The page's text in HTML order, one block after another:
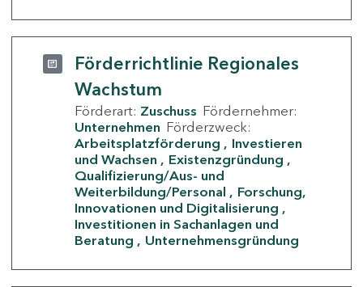
Förderrichtlinie Regionales
Wachstum
Förderart: Zuschuss Fördernehmer:
Unternehmen Förderzweck:
Arbeitsplatzförderung
Investieren
und Wachsen
Existenzgründung
Qualifizierung/Aus- und
Weiterbildung/Personal
Forschung,
Innovationen und Digitalisierung
Investitionen in Sachanlagen und
Beratung
Unternehmensgründung